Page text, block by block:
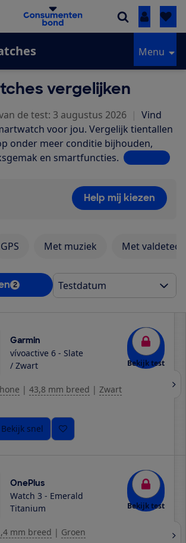
Inloggen
Menu
vergelijken
de test: 3 augustus 2026 | Vind
voor jou. Vergelijk tientallen
onder meer conditie bijhouden,
en smartfuncties. Lees meer
Help mij kiezen
GPS Met muziek Met
2
Garmin
vívoactive 6 - Slate
/ Zwart
Bekijk test
| 43,8 mm breed | Zwart
Bekijk snel
OnePlus
Watch 3 - Emerald
Titanium
Bekijk test
mm breed | Groen